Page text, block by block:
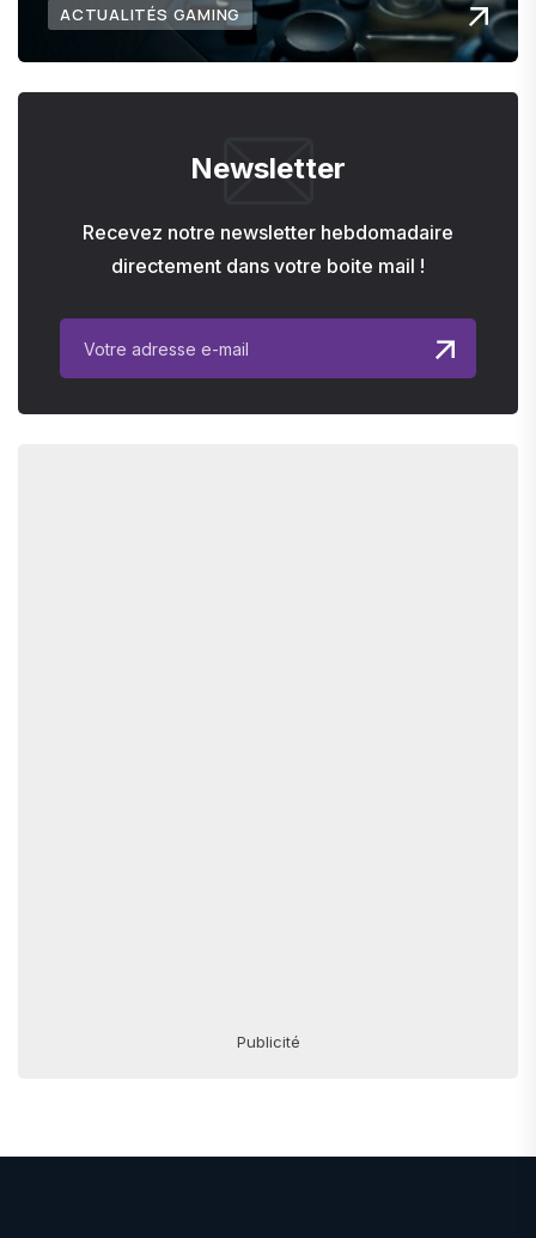
ACTUALITÉS GAMING
Newsletter
Recevez notre newsletter hebdomadaire
directement dans votre boite mail !
Publicité